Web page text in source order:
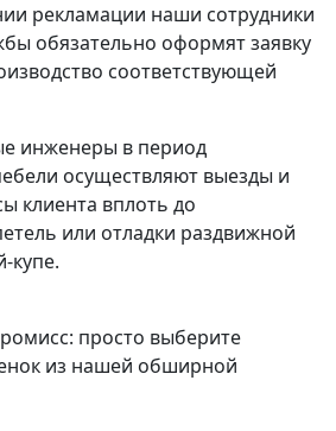
рекламации наши сотрудники
обязательно оформят заявку
соответствующей
инженеры в период
осуществляют выезды и
клиента вплоть до
или отладки раздвижной
купе.
просто выберите
из нашей обширной